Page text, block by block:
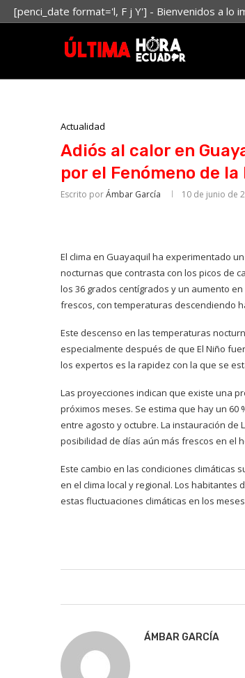
[penci_date format='l, F j Y'] - Bienvenidos a lo
Actualidad
Adiós al calor en
por el Fenómeno de la
Escrito porÁmbar García 10 de junio de
El clima en Guayaquil ha experimentado
nocturnas que contrasta con los picos de
los 36 grados centígrados y un aumento
frescos, con temperaturas descendiendo
Este descenso en las temperaturas
especialmente después de que El Niño
los expertos es la rapidez con la que se
Las proyecciones indican que existe una
próximos meses. Se estima que hay un
entre agosto y octubre. La instauración de
posibilidad de días aún más frescos en el
Este cambio en las condiciones climáticas
en el clima local y regional. Los
estas fluctuaciones climáticas en los
ÁMBAR GARCÍA